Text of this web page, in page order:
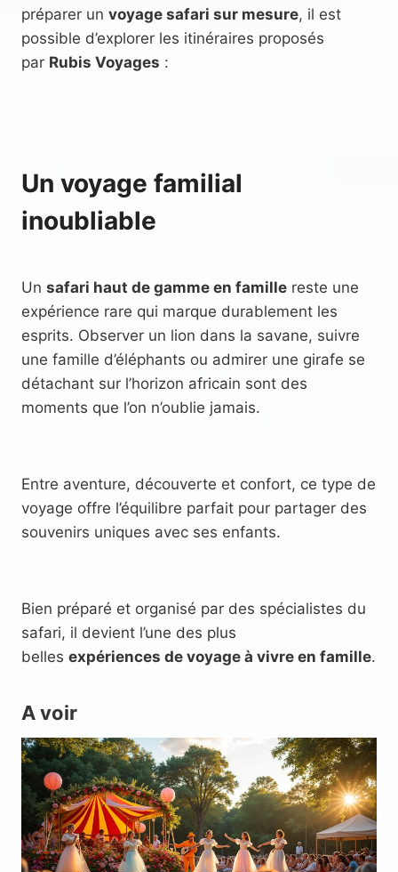
préparer un voyage safari sur mesure, il est
possible d’explorer les itinéraires proposés
par Rubis Voyages :
Un voyage familial
inoubliable
Un safari haut de gamme en famille reste une
expérience rare qui marque durablement les
esprits. Observer un lion dans la savane, suivre
une famille d’éléphants ou admirer une girafe se
détachant sur l’horizon africain sont des
moments que l’on n’oublie jamais.
Entre aventure, découverte et confort, ce type de
voyage offre l’équilibre parfait pour partager des
souvenirs uniques avec ses enfants.
Bien préparé et organisé par des spécialistes du
safari, il devient l’une des plus
belles expériences de voyage à vivre en famille.
A voir